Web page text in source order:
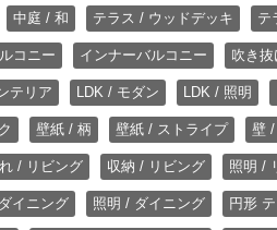
中庭 / 和 テラス / ウッドデッキ テ
コニー インナーバルコニー 吹き
テリア LDK / モダン LDK / 照明
壁紙 / 柄 壁紙 / ストライプ 壁
/ リビング 収納 / リビング 照明 /
イニング 照明 / ダイニング 円形